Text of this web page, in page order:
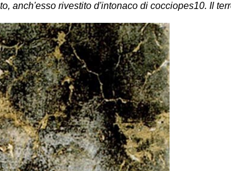
anch'esso rivestito d'intonaco di cocciopes10. Il